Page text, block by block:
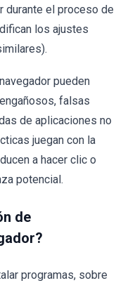
durante el proceso de
los ajustes
pueden
falsas
de aplicaciones no
juegan con la
a hacer clic o
potencial.
de
programas, sobre